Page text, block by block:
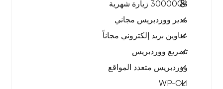
~300000
زيارة شهرية
مدير ووردبريس مجاني
عناوين بريد إلكتروني مجاناً
تسريع ووردبريس
ووردبريس متعدد المواقع
WP-CLI